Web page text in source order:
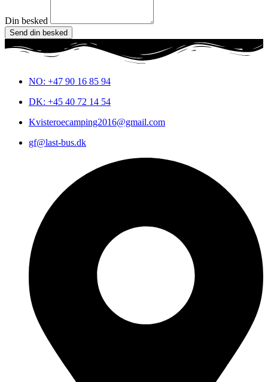
Din besked
Send din besked
NO: +47 90 16 85 94
DK: +45 40 72 14 54
Kvisteroecamping2016@gmail.com
gf@last-bus.dk